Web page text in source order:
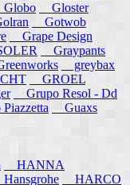
Gloster
Gotwob
Grape Design
Graypants
greybax
GROEL
Grupo Resol - Dd
Guaxs
HANNA
HARCO